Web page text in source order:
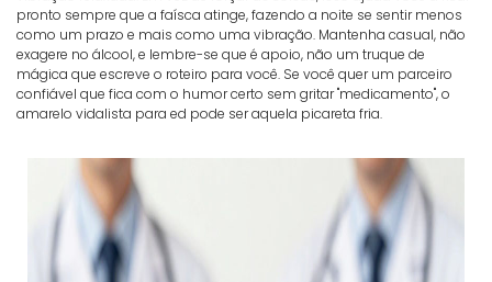
pronto sempre que a faísca atinge, fazendo a noite se sentir menos
como um prazo e mais como uma vibração. Mantenha casual, não
exagere no álcool, e lembre-se que é apoio, não um truque de
mágica que escreve o roteiro para você. Se você quer um parceiro
confiável que fica com o humor certo sem gritar "medicamento", o
amarelo vidalista para ed pode ser aquela picareta fria.